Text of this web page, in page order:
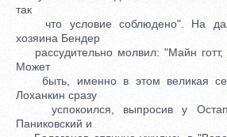
так
что условие соблюдено". На
хозяина Бендер
рассудительно молвил: "Майн готт,
Может
быть, именно в этом великая
Лоханкин сразу
успокоился, выпросив у Остапа
Паниковский и